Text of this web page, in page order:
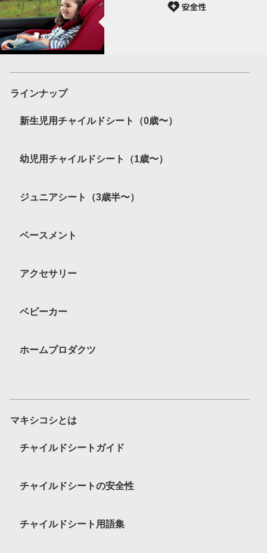
ラインナップ
新生児用チャイルドシート（0歳〜）
幼児用チャイルドシート（1歳〜）
ジュニアシート（3歳半〜）
ベースメント
アクセサリー
ベビーカー
ホームプロダクツ
マキシコシとは
チャイルドシートガイド
チャイルドシートの安全性
チャイルドシート用語集